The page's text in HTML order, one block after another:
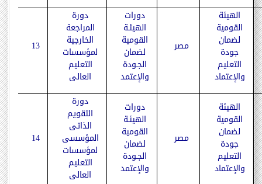
الهيئة
القومية
لضمان
جودة
التعليم
والإعتماد
مصر
دورات
الهيئـة
القومية
لضمان
الجـودة
والإعتمد
دورة
المراجعة
الخارجية
لمؤسسات
التعليم
العالى
13
الهيئة
القومية
لضمان
جودة
التعليم
والإعتماد
مصر
دورات
الهيئـة
القومية
لضمان
الجـودة
والإعتمد
دورة
التقويم
الذاتى
المؤسسى
لمؤسسات
التعليم
العالى
14